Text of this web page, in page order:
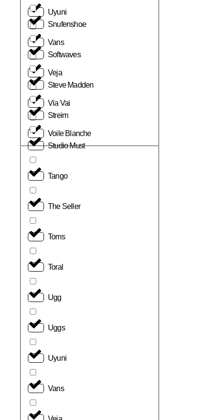
Uyuni
Vans
Veja
Via Vai
Voile Blanche
Snufenshoe
Softwaves
Steve Madden
Streim
Studio Must
Tango
The Seller
Toms
Toral
Ugg
Uggs
Uyuni
Vans